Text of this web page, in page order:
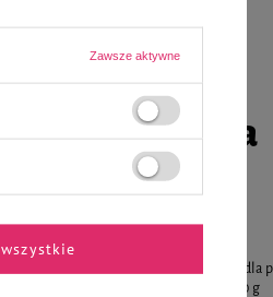
czworonoga
Mokra karma dla
kaczka 10 x 150 g
Zawsze aktywne